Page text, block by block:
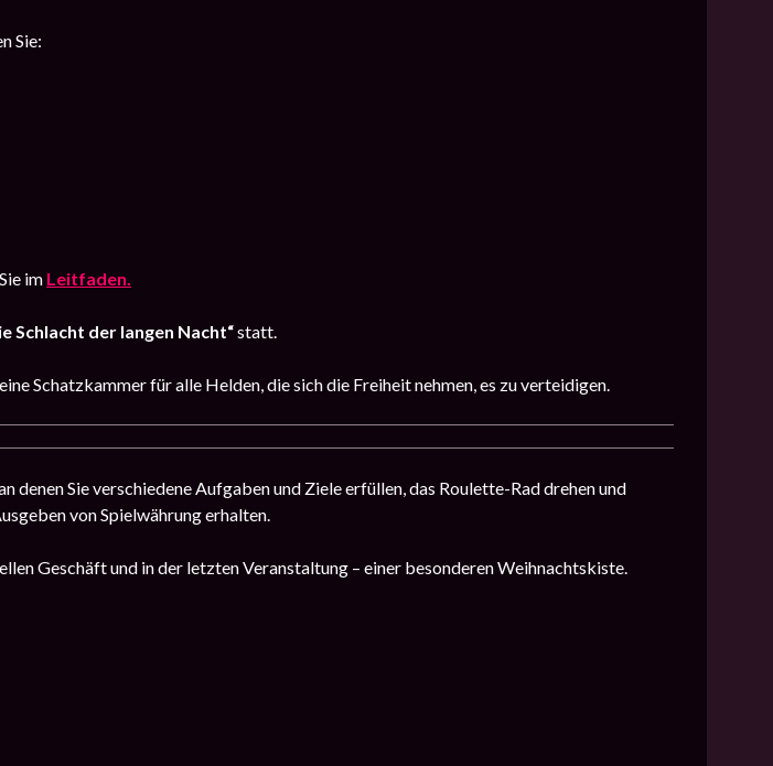
Sie:
im Leitfaden.
Schlacht der langen Nacht“statt.
Schatzkammer für alle Helden, die sich die Freiheit nehmen, es zu verteidigen.
denen Sie verschiedene Aufgaben und Ziele erfüllen, das Roulette-Rad drehen und
von Spielwährung erhalten.
Geschäft und in der letzten Veranstaltung – einer besonderen Weihnachtskiste.